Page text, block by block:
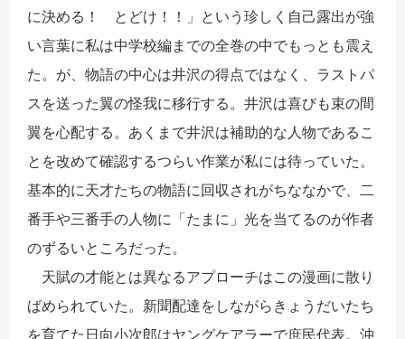
に決める！ とどけ！！」という珍しく自己露出が強
い言葉に私は中学校編までの全巻の中でもっとも震え
た。が、物語の中心は井沢の得点ではなく、ラストパ
スを送った翼の怪我に移行する。井沢は喜びも束の間
翼を心配する。あくまで井沢は補助的な人物であるこ
とを改めて確認するつらい作業が私には待っていた。
基本的に天才たちの物語に回収されがちななかで、二
番手や三番手の人物に「たまに」光を当てるのが作者
のずるいところだった。
天賦の才能とは異なるアプローチはこの漫画に散り
ばめられていた。新聞配達をしながらきょうだいたち
を育てた日向小次郎はヤングケアラーで庶民代表。沖